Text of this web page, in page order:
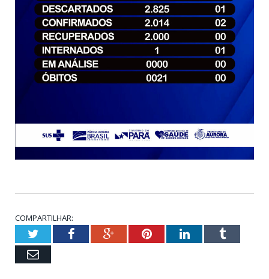
COMPARTILHAR:
TwitterFacebookGoogle+PinterestLinkedInTumblr
Email